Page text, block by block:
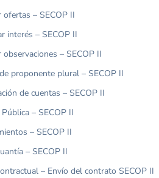
ofertas – SECOP II
interés – SECOP II
observaciones – SECOP II
proponente plural – SECOP II
de cuentas – SECOP II
– SECOP II
– SECOP II
– SECOP II
– Envío del contrato SECOP II